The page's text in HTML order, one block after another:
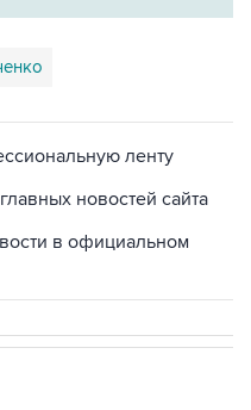
ленту
новостей сайта
в официальном